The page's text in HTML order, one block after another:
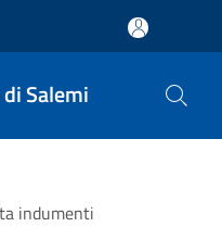
Salemi
indumenti